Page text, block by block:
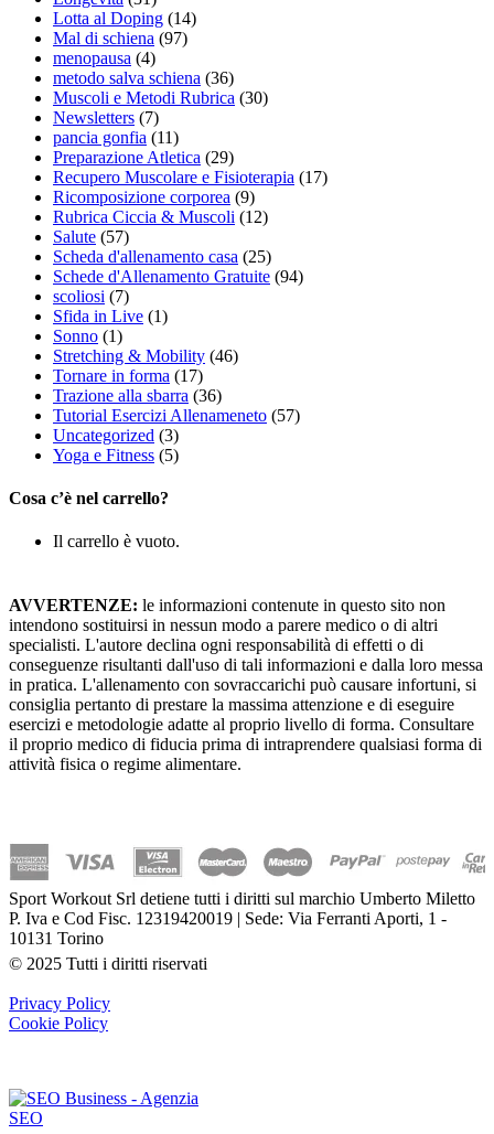
Lotta al Doping (14)
Mal di schiena (97)
menopausa (4)
metodo salva schiena (36)
Muscoli e Metodi Rubrica (30)
Newsletters (7)
pancia gonfia (11)
Preparazione Atletica (29)
Recupero Muscolare e Fisioterapia (17)
Ricomposizione corporea (9)
Rubrica Ciccia & Muscoli (12)
Salute (57)
Scheda d'allenamento casa (25)
Schede d'Allenamento Gratuite (94)
scoliosi (7)
Sfida in Live (1)
Sonno (1)
Stretching & Mobility (46)
Tornare in forma (17)
Trazione alla sbarra (36)
Tutorial Esercizi Allenameneto (57)
Uncategorized (3)
Yoga e Fitness (5)
Cosa c’è nel carrello?
Il carrello è vuoto.
AVVERTENZE: le informazioni contenute in questo sito non
intendono sostituirsi in nessun modo a parere medico o di altri
specialisti. L'autore declina ogni responsabilità di effetti o di
conseguenze risultanti dall'uso di tali informazioni e dalla loro messa
in pratica. L'allenamento con sovraccarichi può causare infortuni, si
consiglia pertanto di prestare la massima attenzione e di eseguire
esercizi e metodologie adatte al proprio livello di forma. Consultare
il proprio medico di fiducia prima di intraprendere qualsiasi forma di
attività fisica o regime alimentare.
Sport Workout Srl detiene tutti i diritti sul marchio Umberto Miletto
P. Iva e Cod Fisc. 12319420019 | Sede: Via Ferranti Aporti, 1 -
10131 Torino
© 2025 Tutti i diritti riservati
Privacy Policy
Cookie Policy